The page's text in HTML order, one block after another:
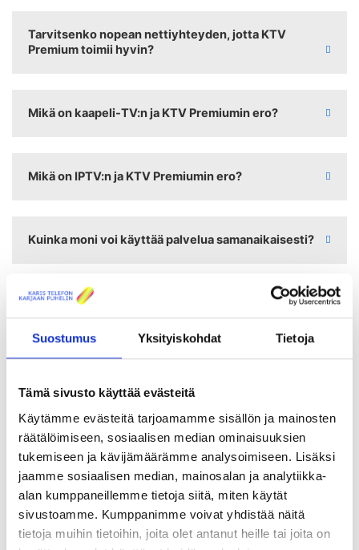
Suostumus Yksityiskohdat Tietoja
Tämä sivusto käyttää evästeitä
Käytämme evästeitä tarjoamamme sisällön ja mainosten
räätälöimiseen, sosiaalisen median ominaisuuksien
tukemiseen ja kävijämäärämme analysoimiseen. Lisäksi
jaamme sosiaalisen median, mainosalan ja analytiikka-
alan kumppaneillemme tietoja siitä, miten käytät
sivustoamme. Kumppanimme voivat yhdistää näitä
tietoja muihin tietoihin, joita olet antanut heille tai joita on
Tarvitsenko nopean nettiyhteyden, jotta KTV
Premium toimii hyvin?
Mikä on kaapeli-TV:n ja KTV Premiumin ero?
Mikä on IPTV:n ja KTV Premiumin ero?
Kuinka moni voi käyttää palvelua samanaikaisesti?
Live TV
Mitä ReTV on?
Mikä ohjelmakirjasto on?